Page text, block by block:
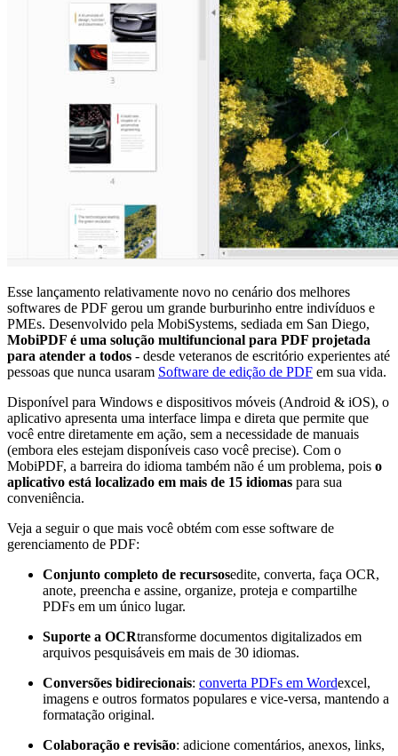
Esse lançamento relativamente novo no cenário dos melhores
softwares de PDF gerou um grande burburinho entre indivíduos e
PMEs. Desenvolvido pela MobiSystems, sediada em San Diego,
MobiPDF é uma solução multifuncional para PDF projetada
para atender a todos - desde veteranos de escritório experientes até
pessoas que nunca usaram Software de edição de PDF em sua vida.
Disponível para Windows e dispositivos móveis (Android & iOS), o
aplicativo apresenta uma interface limpa e direta que permite que
você entre diretamente em ação, sem a necessidade de manuais
(embora eles estejam disponíveis caso você precise). Com o
MobiPDF, a barreira do idioma também não é um problema, pois o
aplicativo está localizado em mais de 15 idiomas para sua
conveniência.
Veja a seguir o que mais você obtém com esse software de
gerenciamento de PDF:
Conjunto completo de recursosedite, converta, faça OCR,
anote, preencha e assine, organize, proteja e compartilhe
PDFs em um único lugar.
Suporte a OCRtransforme documentos digitalizados em
arquivos pesquisáveis em mais de 30 idiomas.
Conversões bidirecionais: converta PDFs em Wordexcel,
imagens e outros formatos populares e vice-versa, mantendo a
formatação original.
Colaboração e revisão: adicione comentários, anexos, links,